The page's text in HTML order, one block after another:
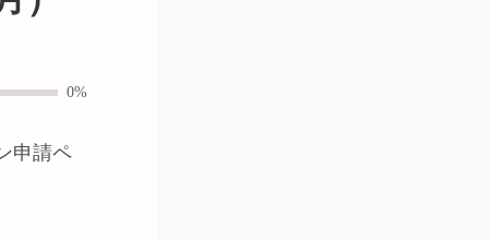
0%
申請ペ